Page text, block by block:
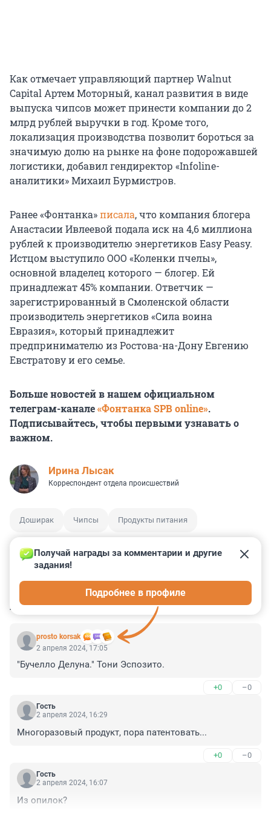
Как отмечает управляющий партнер Walnut
Capital Артем Моторный, канал развития в виде
выпуска чипсов может принести компании до 2
млрд рублей выручки в год. Кроме того,
локализация производства позволит бороться за
значимую долю на рынке на фоне подорожавшей
логистики, добавил гендиректор «Infoline-
аналитики» Михаил Бурмистров.
Ранее «Фонтанка»писала, что компания блогера
Анастасии Ивлеевой подала иск на 4,6 миллиона
рублей к производителю энергетиков Easy Peasy.
Истцом выступило ООО «Коленки пчелы»,
основной владелец которого — блогер. Ей
принадлежат 45% компании. Ответчик —
зарегистрированный в Смоленской области
производитель энергетиков «Сила воина
Евразия», который принадлежит
предпринимателю из Ростова-на-Дону Евгению
Евстратову и его семье.
Больше новостей в нашем официальном
телеграм-канале«Фонтанка SPB online».
Подписывайтесь, чтобы первыми узнавать о
важном.
Ирина Лысак
Корреспондент отдела происшествий
Доширак Чипсы Продукты питания
КОММЕНТАРИИ 45
prosto korsak
Получай награды за комментарии и другие
задания!
Подробнее в профиле
2 апреля 2024, 17:05
"Бучелло Делуна." Тони Эспозито.
+0 –0
Гость
2 апреля 2024, 16:29
Многоразовый продукт, пора патентовать...
+0 –0
Гость
2 апреля 2024, 16:07
Из опилок?